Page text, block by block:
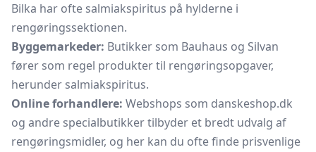
Bilka har ofte salmiakspiritus på hylderne i
rengøringssektionen.
Byggemarkeder: Butikker som Bauhaus og Silvan
fører som regel produkter til rengøringsopgaver,
herunder salmiakspiritus.
Online forhandlere: Webshops som danskeshop.dk
og andre specialbutikker tilbyder et bredt udvalg af
rengøringsmidler, og her kan du ofte finde prisvenlige